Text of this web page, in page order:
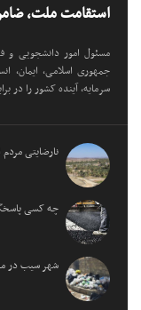
استقامت ملت،
مسئول امور دانشجویی و
جمهوری اسلامی، ایمان،
سرمایه، آینده کشور را در
نارضایتی
چه کسی
شهر سیب در